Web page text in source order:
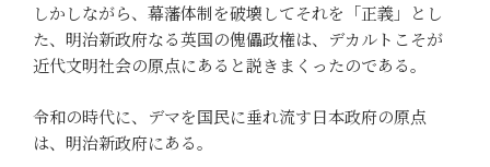
しかしながら、幕藩体制を破壊してそれを「正義」とし
た、明治新政府なる英国の傀儡政権は、デカルトこそが
近代文明社会の原点にあると説きまくったのである。
令和の時代に、デマを国民に垂れ流す日本政府の原点
は、明治新政府にある。